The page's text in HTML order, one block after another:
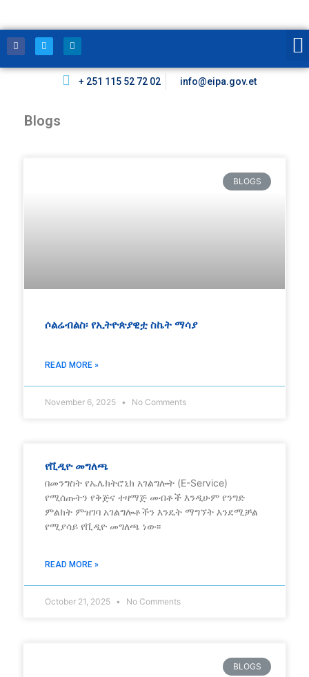
+ 251 115 52 72 02 info@eipa.gov.et
Blogs
BLOGS
ሶልሬብልስ፡ የኢትዮጵያዊቷ ስኬት ማሳያ
READ MORE »
November 6, 2025 No Comments
የቪዲዮ መግለጫ
በመንግስት የኤሌክትሮኒክ አገልግሎት (E-Service)
የሚሰጡትን የቅጅና ተዛማጅ መብቶች እንዲሁም የንግድ
ምልክት ምዝገባ አገልግሎቶችን እንዴት ማግኘት እንደሚቻል
የሚያሳይ የቪዲዮ መግለጫ ነው፡፡
READ MORE »
October 21, 2025 No Comments
BLOGS